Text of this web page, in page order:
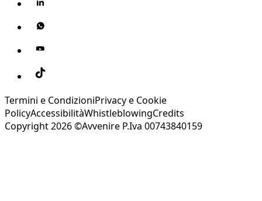
Termini e CondizioniPrivacy e Cookie
PolicyAccessibilitàWhistleblowingCredits
Copyright 2026 ©Avvenire P.Iva 00743840159